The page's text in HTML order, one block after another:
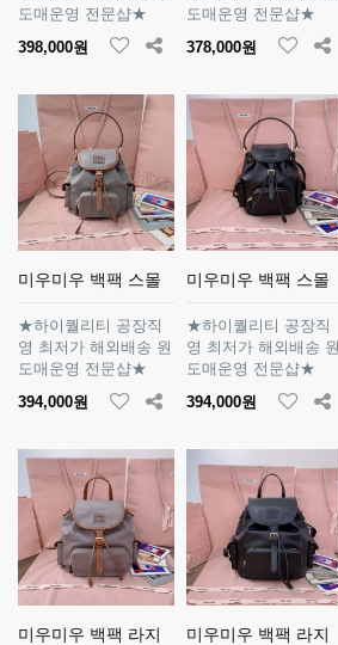
도매운영 전문샵★
398,000원
도매운영 전문샵★
378,000원
미우미우 백팩 스몰
★하이퀄리티 공장직
영 최저가 해외배송 원
도매운영 전문샵★
394,000원
미우미우 백팩 스몰
★하이퀄리티 공장직
영 최저가 해외배송 원
도매운영 전문샵★
394,000원
미우미우 백팩 라지 미우미우 백팩 라지